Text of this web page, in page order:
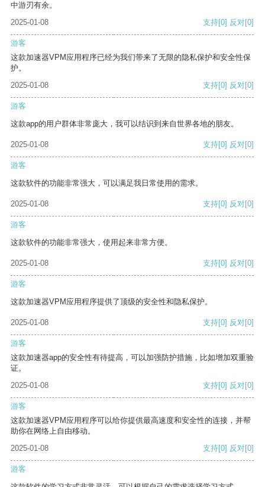
中游刃有余。
2025-01-08
支持[0] 反对[0]
游客
这款加速器VPM应用程序已经为我们带来了无限的隐私保护和安全性保
护。
2025-01-08
支持[0] 反对[0]
游客
这款app的用户群体非常庞大，我可以结识到来自世界各地的朋友。
2025-01-08 支持[0] 反对[0]
游客
这款软件的功能非常强大，可以满足我日常使用的需求。
2025-01-08 支持[0] 反对[0]
游客
这款软件的功能非常强大，使用起来非常方便。
2025-01-08 支持[0] 反对[0]
游客
这款加速器VPM应用程序提供了顶级的安全性和隐私保护。
2025-01-08 支持[0] 反对[0]
游客
这款加速器app的安全性有待提高，可以加强防护措施，比如增加双重验
证。
2025-01-08
支持[0] 反对[0]
游客
这款加速器VPM应用程序可以给你提供最高速度和安全性的连接，并帮
助你在网络上自由移动。
2025-01-08
支持[0] 反对[0]
游客